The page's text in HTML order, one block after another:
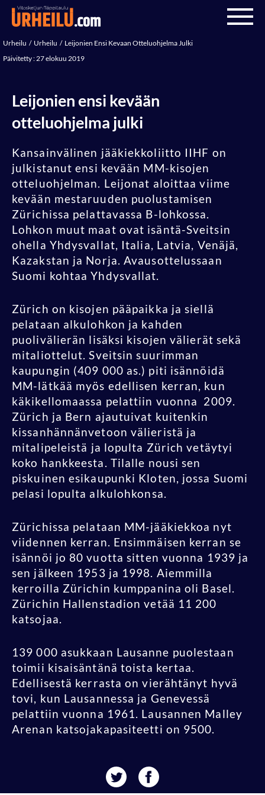
Urheilu Urheilu
Leijonien Ensi Kevaan Otteluohjelma Julki
Päivitetty : 27 elokuu 2019
Leijonien ensi kevään
otteluohjelma julki
Kansainvälinen jääkiekkoliitto IIHF on
julkistanut ensi kevään MM-kisojen
otteluohjelman. Leijonat aloittaa viime
kevään mestaruuden puolustamisen
Zürichissa pelattavassa B-lohkossa.
Lohkon muut maat ovat isäntä-Sveitsin
ohella Yhdysvallat, Italia, Latvia, Venäjä,
Kazakstan ja Norja. Avausottelussaan
Suomi kohtaa Yhdysvallat.
Zürich on kisojen pääpaikka ja siellä
pelataan alkulohkon ja kahden
puolivälierän lisäksi kisojen välierät sekä
mitaliottelut. Sveitsin suurimman
kaupungin (409 000 as.) piti isännöidä
MM-lätkää myös edellisen kerran, kun
käkikellomaassa pelattiin vuonna 2009.
Zürich ja Bern ajautuivat kuitenkin
kissanhännänvetoon välieristä ja
mitalipeleistä ja lopulta Zürich vetäytyi
koko hankkeesta. Tilalle nousi sen
piskuinen esikaupunki Kloten, jossa Suomi
pelasi lopulta alkulohkonsa.
Zürichissa pelataan MM-jääkiekkoa nyt
viidennen kerran. Ensimmäisen kerran se
isännöi jo 80 vuotta sitten vuonna 1939 ja
sen jälkeen 1953 ja 1998. Aiemmilla
kerroilla Zürichin kumppanina oli Basel.
Zürichin Hallenstadion vetää 11 200
katsojaa.
139 000 asukkaan Lausanne puolestaan
toimii kisaisäntänä toista kertaa.
Edellisestä kerrasta on vierähtänyt hyvä
tovi, kun Lausannessa ja Genevessä
pelattiin vuonna 1961. Lausannen Malley
Arenan katsojakapasiteetti on 9500.